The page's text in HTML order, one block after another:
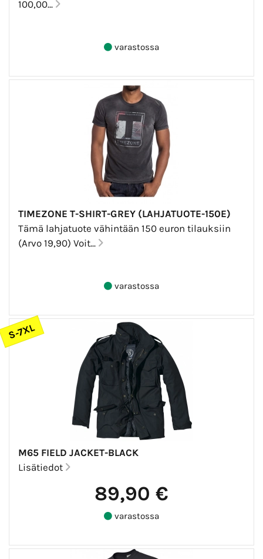
100,00...
varastossa
TIMEZONE T-SHIRT-GREY (LAHJATUOTE-150E)
Tämä lahjatuote vähintään 150 euron tilauksiin
(Arvo 19,90) Voit...
varastossa
S-7XL
M65 FIELD JACKET-BLACK
Lisätiedot
89,90 €
varastossa